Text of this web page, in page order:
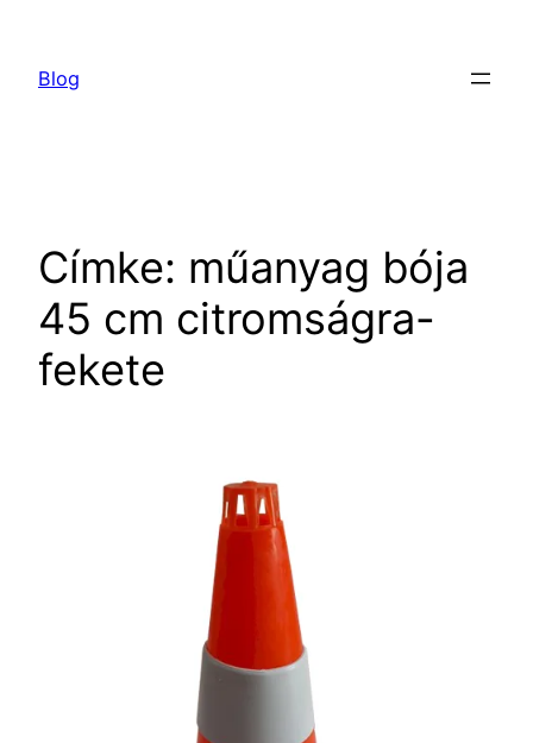
tartalomhoz
Blog
Címke: műanyag bója
45 cm citromságra-
fekete